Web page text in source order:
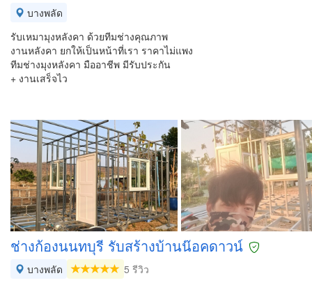
บางพลัด
รับเหมามุงหลังคา ด้วยทีมช่างคุณภาพ
งานหลังคา ยกให้เป็นหน้าที่เรา ราคาไม่แพง
ทีมช่างมุงหลังคา มืออาชีพ มีรับประกัน
+ งานเสร็จไว
ช่างก้องนนทบุรี รับสร้างบ้านน๊อค​ดาวน์
บางพลัด
5 รีวิว